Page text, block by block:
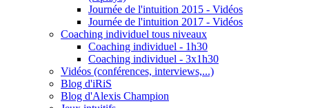
Journée de l'intuition 2015 - Vidéos
Journée de l'intuition 2017 - Vidéos
Coaching individuel tous niveaux
Coaching individuel - 1h30
Coaching individuel - 3x1h30
Vidéos (conférences, interviews,...)
Blog d'iRiS
Blog d'Alexis Champion